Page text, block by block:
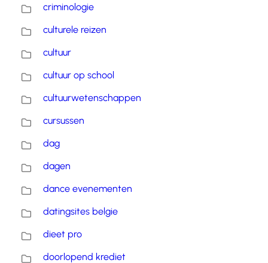
criminologie
culturele reizen
cultuur
cultuur op school
cultuurwetenschappen
cursussen
dag
dagen
dance evenementen
datingsites belgie
dieet pro
doorlopend krediet